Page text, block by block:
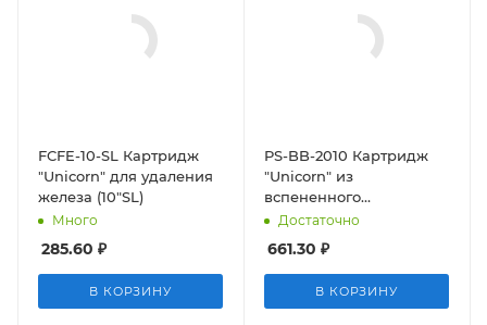
FCFE-10-SL Картридж
"Unicorn" для удаления
железа (10"SL)
Много
285.60 ₽
В КОРЗИНУ
PS-BB-2010 Картридж
"Unicorn" из
вспененного
полипропилена (20"BB
10 микрон)
Достаточно
661.30 ₽
В КОРЗИНУ